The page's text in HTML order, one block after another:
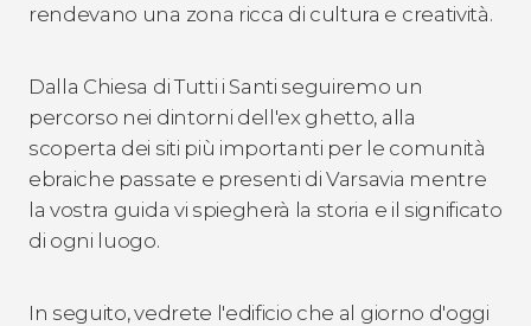
rendevano una zona ricca di cultura e creatività.
Dalla Chiesa di Tutti i Santi seguiremo un
percorso nei dintorni dell'ex ghetto, alla
scoperta dei siti più importanti per le comunità
ebraiche passate e presenti di Varsavia mentre
la vostra guida vi spiegherà la storia e il significato
di ogni luogo.
In seguito, vedrete l'edificio che al giorno d'oggi